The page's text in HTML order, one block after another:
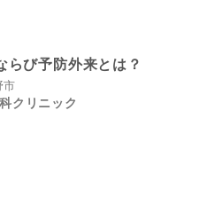
らび予防外来とは？
市
クリニック